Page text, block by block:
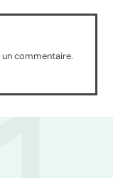
commentaire.